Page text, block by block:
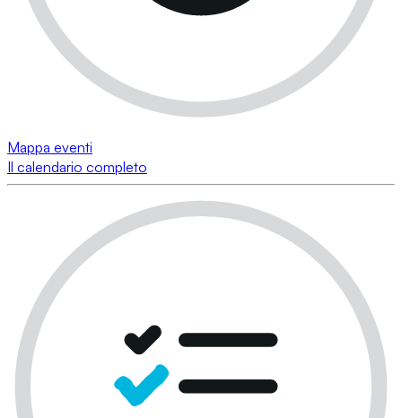
Mappa eventi
Il calendario completo